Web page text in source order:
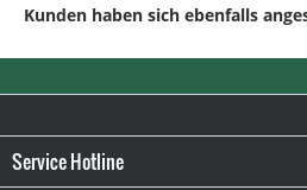
Kunden haben sich ebenfalls
Service Hotline